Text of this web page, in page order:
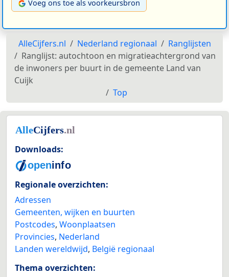
Voeg ons toe als voorkeursbron
AlleCijfers.nl Nederland regionaal
Ranglijsten
Ranglijst: autochtoon en migratieachtergrond van
de inwoners per buurt in de gemeente Land van
Cuijk
Top
Downloads:
Regionale overzichten:
Adressen
Gemeenten, wijken en buurten
Postcodes, Woonplaatsen
Provincies, Nederland
Landen wereldwijd, België regionaal
Thema overzichten: